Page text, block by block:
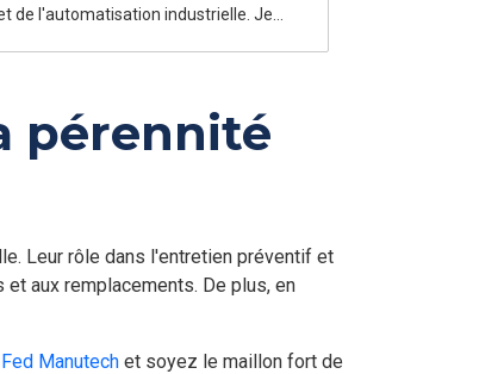
de l'automatisation industrielle. Je
de participer directement à la
pérennité
Leur rôle dans l'entretien préventif et
aux remplacements. De plus, en
Fed Manutech et soyez le maillon fort de